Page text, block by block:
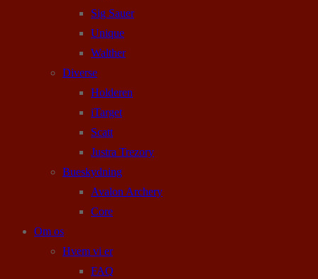
Sig Sauer
Unique
Walther
Diverse
Holderen
iTarget
Scatt
Justra Trezory
Bueskydning
Avalon Archery
Core
Om os
Hvem vi er
FAQ